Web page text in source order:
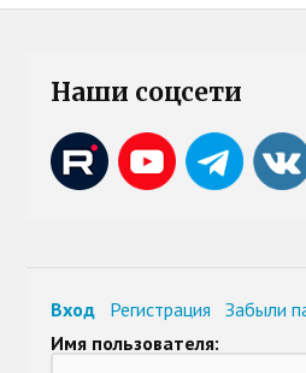
Наши соцсети
Вход Регистрация
Забыли
Имя пользователя: